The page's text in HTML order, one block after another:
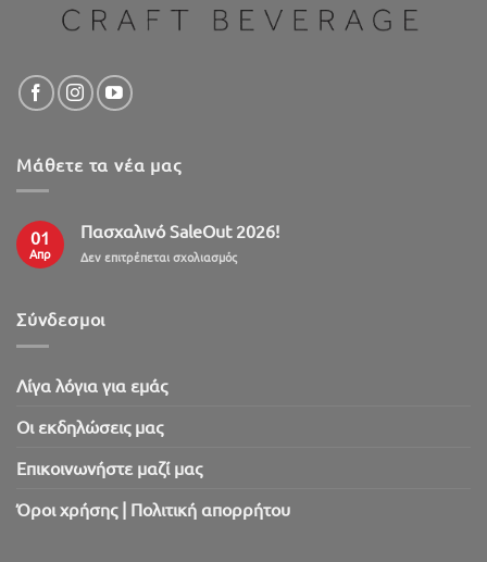
Μάθετε τα νέα μας
01
Απρ
Πασχαλινό SaleOut 2026!
Δεν επιτρέπεται σχολιασμόςστο
Σύνδεσμοι
Λίγα λόγια για εμάς
Oι εκδηλώσεις μας
Επικοινωνήστε μαζί μας
Όροι χρήσης | Πολιτική απορρήτου